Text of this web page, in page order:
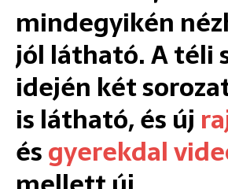
mindegyikén
jól látható. A téli
idején két
is látható, és új
ésgyerekdal